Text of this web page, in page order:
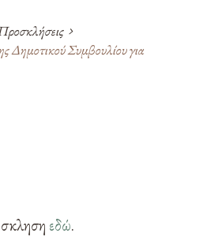
Δημοτικού Συμβουλίου για
εδώ.